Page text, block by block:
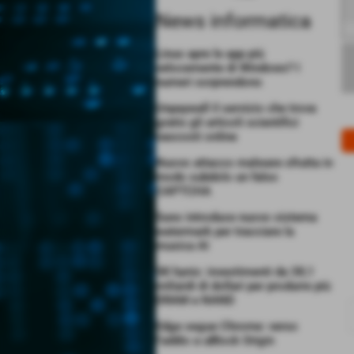
News informatica
Linux apre le app più
velocemente di Windows? I
numeri sorprendono
Unpaywall il servizio che trova
gratis gli articoli scientifici
nascosti online
Nuovo attacco malware sfrutta in
modo subdolo un falso
CAPTCHA
Suno introduce nuovo sistema
watermark per tracciare la
musica AI
SK hynix: investimenti da 38,1
miliardi di dollari per produrre più
DRAM e NAND
Edge segue Chrome: verso
l’addio a uBlock Origin